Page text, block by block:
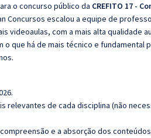
o concurso público da CREFITO 17 -
Concursos escalou a equipe de
videoaulas, com a mais alta qualidade
o que há de mais técnico e fundamental
relevantes de cada disciplina (não
e a absorção dos